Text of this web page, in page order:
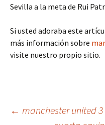
Sevilla a la meta de Rui
Si usted adoraba este
más información sobre
visite nuestro propio sitio.
← manchester united